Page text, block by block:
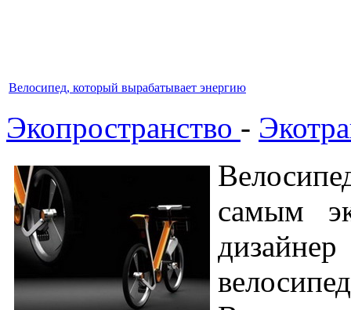
Велосипед, который вырабатывает энергию
Экопространство -
самым